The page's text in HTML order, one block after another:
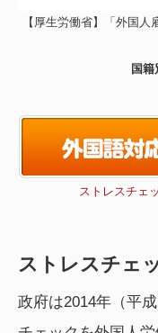
【厚生労働省】「外国
国
ストレスチェ
ストレスチェ
政府は2014年（平